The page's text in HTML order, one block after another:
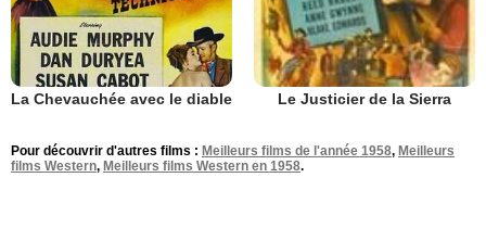
La Chevauchée avec le diable Le Justicier de la Sierra
Pour découvrir d'autres films : Meilleurs films de l'année 1958, Meilleurs
films Western, Meilleurs films Western en 1958.